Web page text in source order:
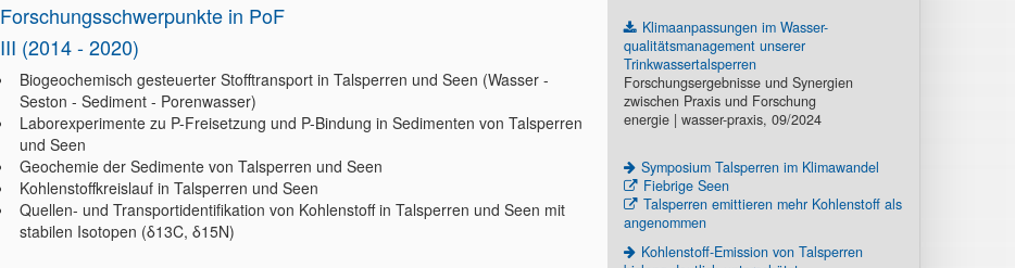
Forschungsschwerpunkte in PoF
III (2014 - 2020)
Biogeochemisch gesteuerter Stofftransport in Talsperren und Seen (Wasser -
Seston - Sediment - Porenwasser)
Laborexperimente zu P-Freisetzung und P-Bindung in Sedimenten von Talsperren
und Seen
Geochemie der Sedimente von Talsperren und Seen
Kohlenstoffkreislauf in Talsperren und Seen
Quellen- und Transportidentifikation von Kohlenstoff in Talsperren und Seen mit
stabilen Isotopen (δ13C, δ15N)
Klimaanpassungen im Wasser-
qualitätsmanagement unserer
Trinkwassertalsperren
Forschungsergebnisse und Synergien
zwischen Praxis und Forschung
energie | wasser-praxis, 09/2024
Symposium Talsperren im Klimawandel
Fiebrige Seen
Talsperren emittieren mehr Kohlenstoff als
angenommen
Kohlenstoff-Emission von Talsperren